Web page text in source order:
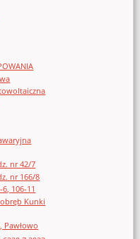
nr 42/7
nr 166/8
106-11
Kunki
Pawłowo